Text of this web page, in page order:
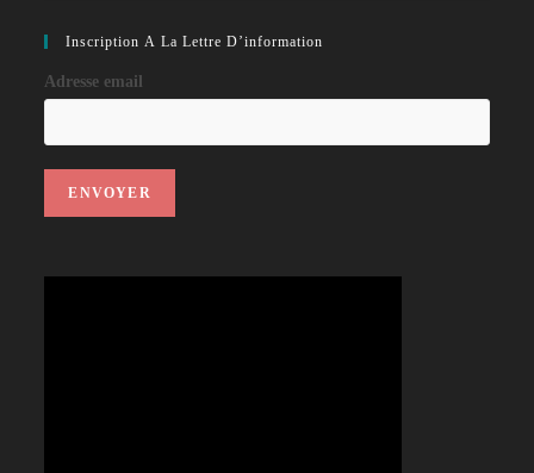
Inscription À La Lettre D’information
Adresse email